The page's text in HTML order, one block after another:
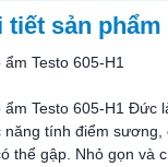
tiết sản phẩm
Testo 605-H1
ẩm Testo 605-H1 Đức
tính điểm sương,
thể gập. Nhỏ gọn và